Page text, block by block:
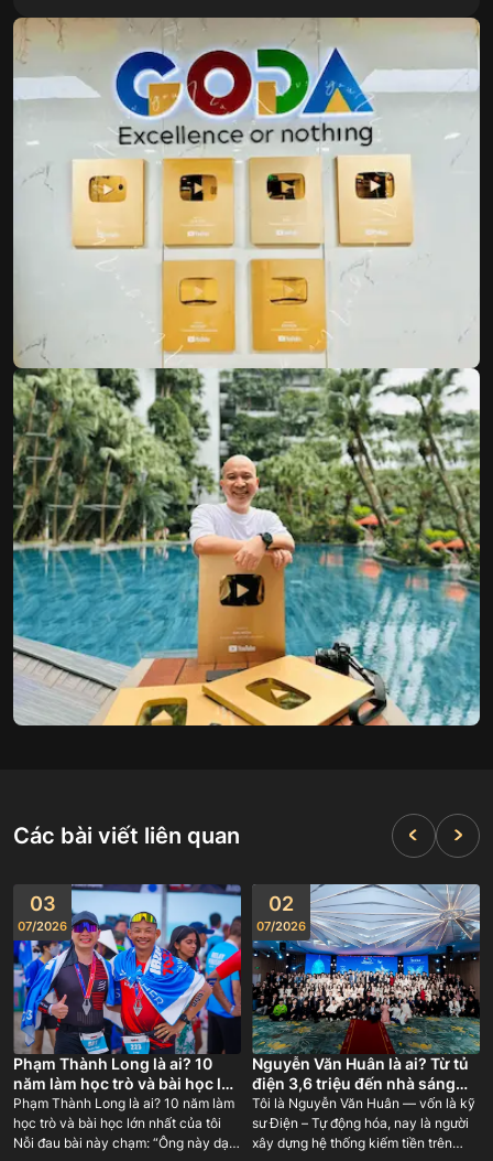
Các bài viết liên quan
03
07/2026
Phạm Thành Long là ai? 10
năm làm học trò và bài học lớn
nhất của tôi
Phạm Thành Long là ai? 10 năm làm
học trò và bài học lớn nhất của tôi
Nỗi đau bài này chạm: “Ông này dạy
02
07/2026
Nguyễn Văn Huân là ai? Từ tủ
điện 3,6 triệu đến nhà sáng
lập GODA 180 người
Tôi là Nguyễn Văn Huân — vốn là kỹ
sư Điện – Tự động hóa, nay là người
xây dựng hệ thống kiếm tiền trên